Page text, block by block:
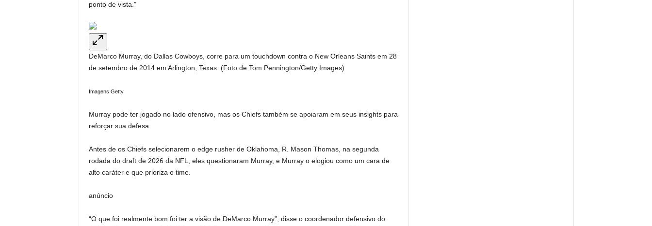
ponto de vista.”
DeMarco Murray, do Dallas Cowboys, corre para um touchdown contra o New Orleans Saints em 28
de setembro de 2014 em Arlington, Texas. (Foto de Tom Pennington/Getty Images)
Imagens Getty
Murray pode ter jogado no lado ofensivo, mas os Chiefs também se apoiaram em seus insights para
reforçar sua defesa.
Antes de os Chiefs selecionarem o edge rusher de Oklahoma, R. Mason Thomas, na segunda
rodada do draft de 2026 da NFL, eles questionaram Murray, e Murray o elogiou como um cara de
alto caráter e que prioriza o time.
anúncio
“O que foi realmente bom foi ter a visão de DeMarco Murray”, disse o coordenador defensivo do